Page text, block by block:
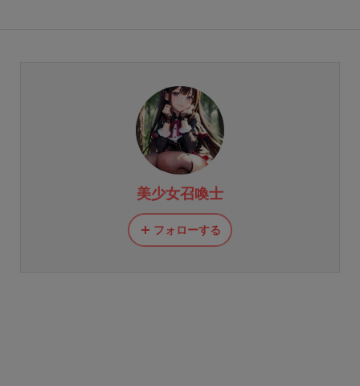
美少女召喚士
フォローする